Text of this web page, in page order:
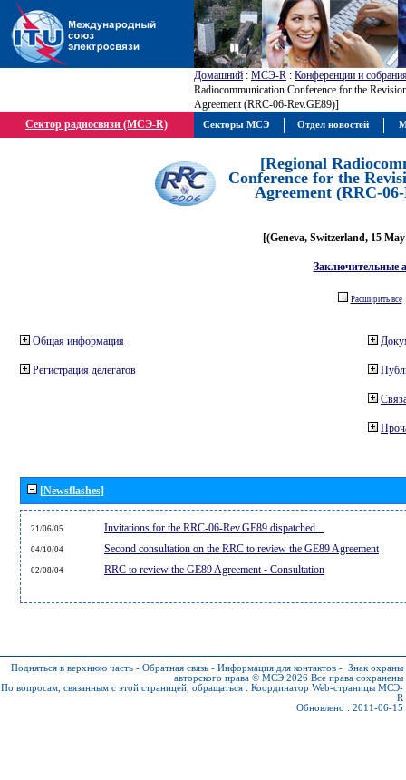
Домашний : МСЭ-R : Конференции и
Radiocommunication Conference for the
Agreement (RRC-06-Rev.GE89)]
Сектор радиосвязи (МСЭ-R)
[Regional
Conference for the
Agreement (RRC-
[(Geneva, Switzerland, 15
Заключительные
Расширить все
Общая информация
Регистрация делегатов
[Newsflashes]
21/06/05 Invitations for the RRC-06-Rev.GE89 dispatched...
04/10/04 Second consultation on the RRC to review the GE89 Agreement
02/08/04 RRC to review the GE89 Agreement - Consultation
Подняться в верхнюю часть - Обратная связь - Информация для контактов - Знак охраны
авторского права © МСЭ 2026 Все права сохранены
По вопросам, связанным с этой страницей, обращаться : Координатор Web-страницы МСЭ-
R
Обновлено : 2011-06-15
Секторы МСЭ Отдел новостей